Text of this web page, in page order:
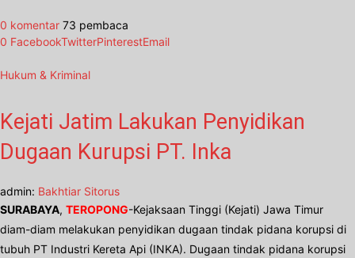
0 komentar 73 pembaca
0 FacebookTwitterPinterestEmail
Hukum & Kriminal
Kejati Jatim Lakukan Penyidikan
Dugaan Kurupsi PT. Inka
admin: Bakhtiar Sitorus
SURABAYA, TEROPONG-Kejaksaan Tinggi (Kejati) Jawa Timur
diam-diam melakukan penyidikan dugaan tindak pidana korupsi di
tubuh PT Industri Kereta Api (INKA). Dugaan tindak pidana korupsi